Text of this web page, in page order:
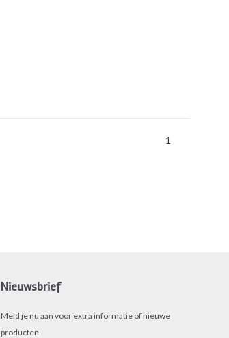
1
Nieuwsbrief
Meld je nu aan voor extra informatie of nieuwe
producten